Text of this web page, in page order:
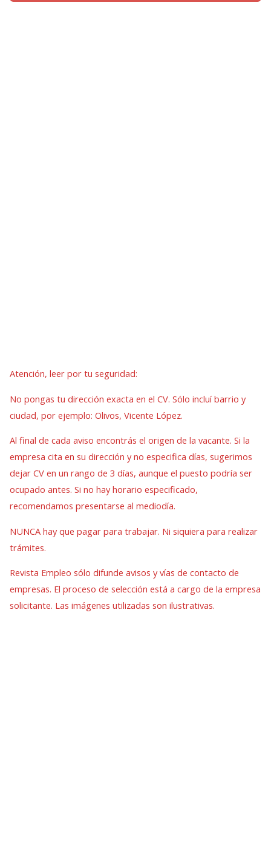
Atención, leer por tu seguridad:
No pongas tu dirección exacta en el CV. Sólo incluí barrio y
ciudad, por ejemplo: Olivos, Vicente López.
Al final de cada aviso encontrás el origen de la vacante. Si la
empresa cita en su dirección y no especifica días, sugerimos
dejar CV en un rango de 3 días, aunque el puesto podría ser
ocupado antes. Si no hay horario especificado,
recomendamos presentarse al mediodía.
NUNCA hay que pagar para trabajar. Ni siquiera para realizar
trámites.
Revista Empleo sólo difunde avisos y vías de contacto de
empresas. El proceso de selección está a cargo de la empresa
solicitante. Las imágenes utilizadas son ilustrativas.